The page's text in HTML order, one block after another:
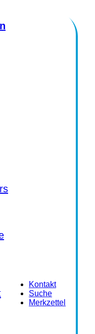
Kontakt
Suche
Merkzettel